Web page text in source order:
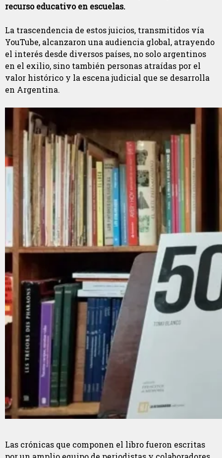
recurso educativo en escuelas.
La trascendencia de estos juicios, transmitidos vía
YouTube, alcanzaron una audiencia global, atrayendo
el interés desde diversos países, no solo argentinos
en el exilio, sino también personas atraídas por el
valor histórico y la escena judicial que se desarrolla
en Argentina.
Las crónicas que componen el libro fueron escritas